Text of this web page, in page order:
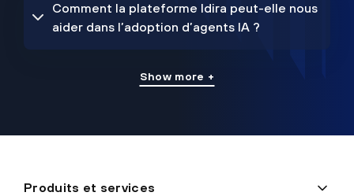
Comment la plateforme Idira peut-elle nous
aider dans l’adoption d’agents IA ?
Show more +
Produits et services